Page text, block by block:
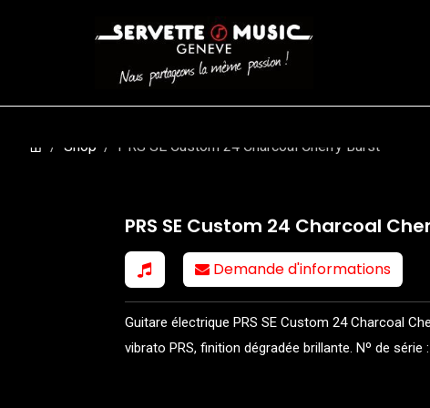
Shop PRS SE Custom 24 Charcoal Cherry Burst
PRS SE Custom 24 Charcoal
Demande d'informations
Guitare électrique PRS SE Custom 24 Charcoal
vibrato PRS, finition dégradée brillante. Nº de série